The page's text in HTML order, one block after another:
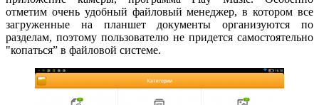
отметим очень удобный файловый менеджер, в котором все
загруженные на планшет документы организуются по
разделам, поэтому пользователю не придется самостоятельно
"копаться” в файловой системе.